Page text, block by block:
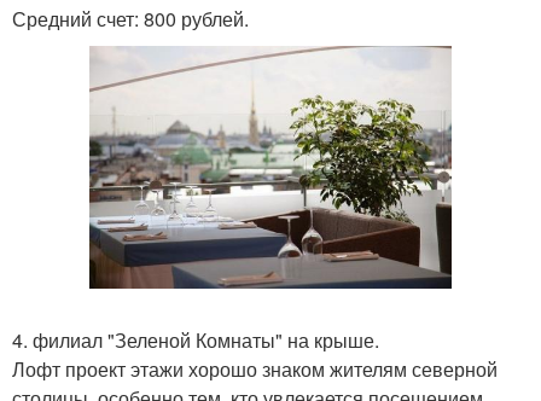
Средний счет: 800 рублей.
4. филиал "Зеленой Комнаты" на крыше.
Лофт проект этажи хорошо знаком жителям северной